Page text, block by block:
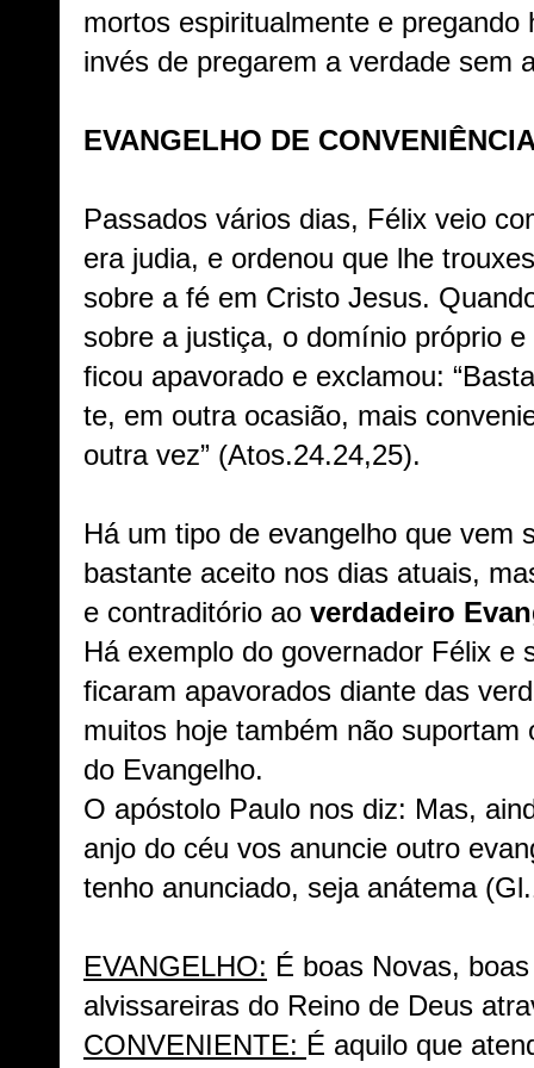
mortos espiritualmente e pregando
invés de pregarem a verdade sem
EVANGELHO DE
Passados vários dias, Félix veio
era judia, e ordenou que lhe
sobre a fé em Cristo Jesus.
sobre a justiça, o domínio próprio
ficou apavorado e exclamou:
te, em outra ocasião, mais
outra vez” (Atos.24.24,25).
Há um tipo de evangelho que vem
bastante aceito nos dias atuais,
e contraditório ao verdadeiro
Há exemplo do governador Félix e
ficaram apavorados diante das
muitos hoje também não
do Evangelho.
O apóstolo Paulo nos diz: Mas,
anjo do céu vos anuncie outro
tenho anunciado, seja anátema
EVANGELHO: É boas Novas,
alvissareiras do Reino de Deus
CONVENIENTE: É aquilo que